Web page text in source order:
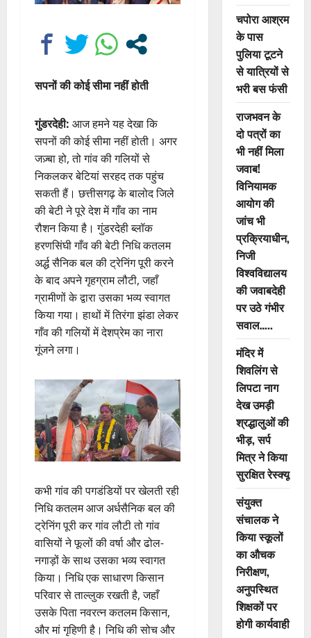
सपनों की कोई सीमा नहीं होती
गुंडरदेही: आज हमने यह देखा कि
सपनों की कोई सीमा नहीं होती। अगर
जज़्बा हो, तो गांव की गलियों से
निकलकर बेटियां सरहद तक पहुंच
सकती हैं। छत्तीसगढ़ के बालोद जिले
की बेटी ने पूरे देश में गाँव का नाम
रौशन किया है। गुंडरदेही ब्लॉक
हरणसिंघी गाँव की बेटी निधि कतलम
अर्द्ध सैनिक बल की ट्रेनिंग पूरी करने
के बाद अपने गृहग्राम लौटी, जहाँ
ग्रामीणों के द्वारा उसका भव्य स्वागत
किया गया। हाथों में तिरंगा झंडा लेकर
गाँव की गलियों में देशप्रेम का नारा
गूंजने लगा।
कभी गांव की पगडंडियों पर खेलती रही
निधि कतलम आज अर्धसैनिक बल की
ट्रेनिंग पूरी कर गांव लौटी तो गांव
वासियों ने फूलों की वर्षा और ढोल-
नगाड़ों के साथ उसका भव्य स्वागत
किया। निधि एक साधारण किसान
परिवार से ताल्लुक रखती है, जहाँ
उसके पिता नवरत्न कतलम किसान,
और मां गृहिणी है। निधि की सोच और
चपोरा आश्रम
के पास
पुलिया टूटने
से यात्रियों से
भरी बस फंसी
राजभवन के
दो पत्रों का
भी नहीं मिला
जवाब!
विनियामक
आयोग की
जांच भी
प्रक्रियाधीन,
निजी
विश्वविद्यालय
की जवाबदेही
पर उठे गंभीर
सवाल…..
मंदिर में
शिवलिंग से
लिपटा नाग
देख उमड़ी
श्रद्धालुओं की
भीड़, सर्प
मित्र ने किया
सुरक्षित रेस्क्यू
संयुक्त
संचालक ने
किया स्कूलों
का औचक
निरीक्षण,
अनुपस्थित
शिक्षकों पर
होगी कार्यवाही